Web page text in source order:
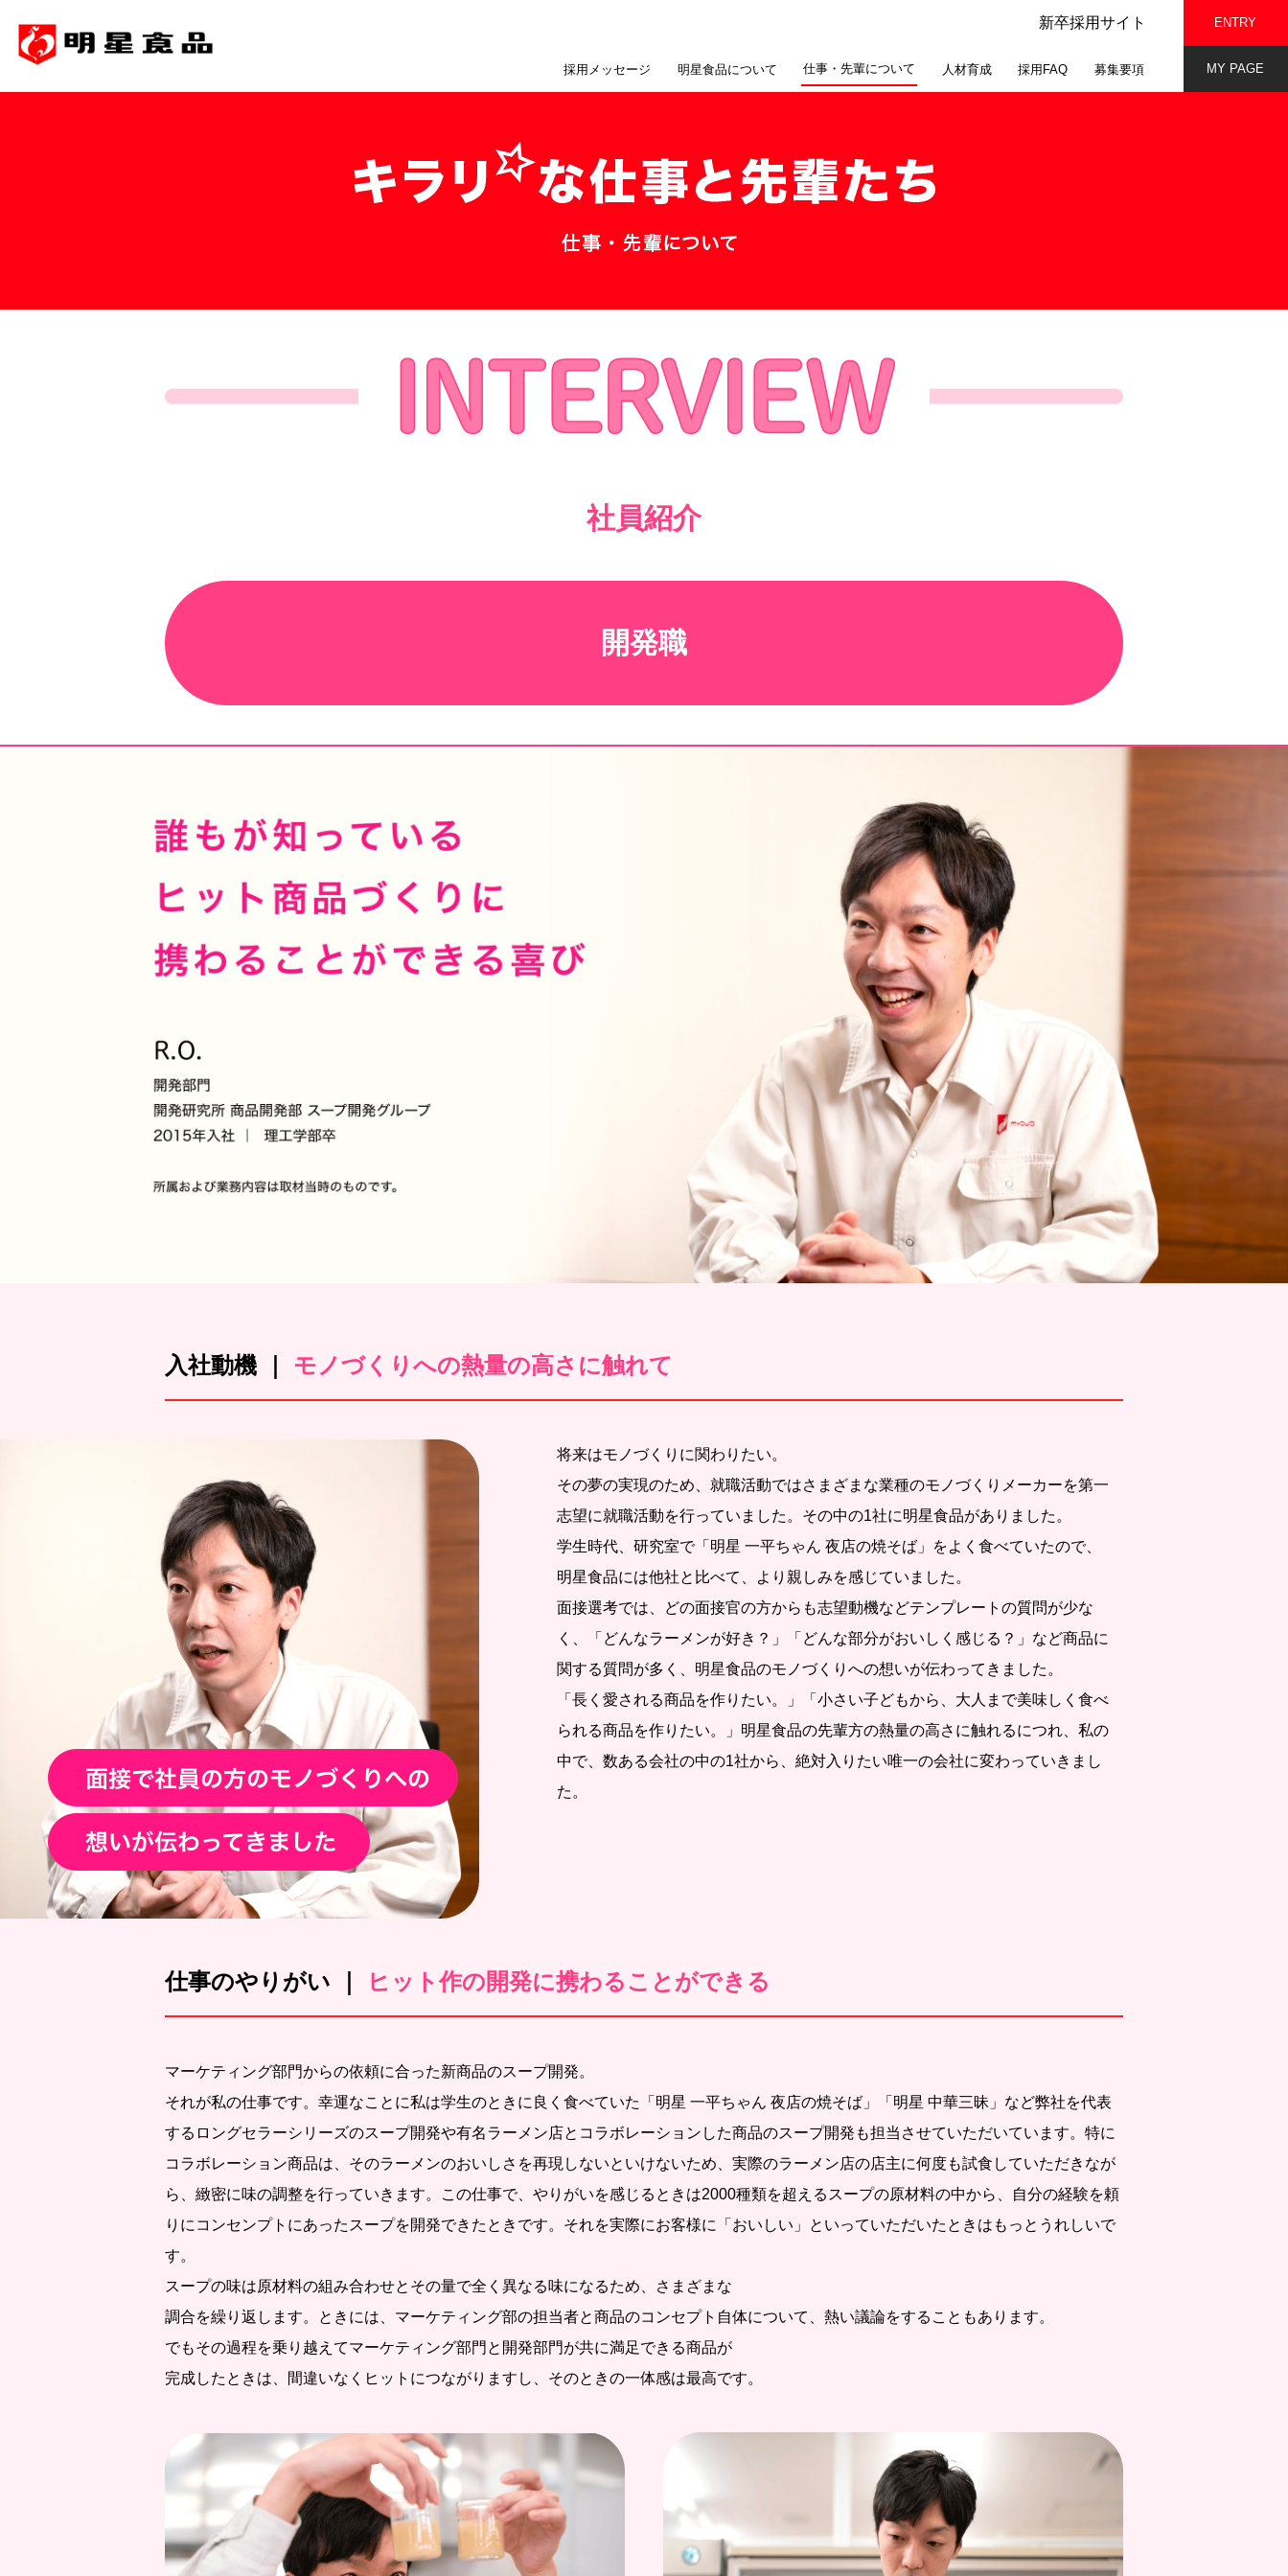
新卒採用サイト
採用メッセージ 明星食品について 仕事・先輩について 人材育成 採用FAQ 募集要項
ENTRY
MY PAGE
社員紹介
開発職
入社動機 ｜ モノづくりへの熱量の高さに触れて
将来はモノづくりに関わりたい。
その夢の実現のため、就職活動ではさまざまな業種のモノづくりメーカーを第一
志望に就職活動を行っていました。その中の1社に明星食品がありました。
学生時代、研究室で「明星 一平ちゃん 夜店の焼そば」をよく食べていたので、
明星食品には他社と比べて、より親しみを感じていました。
面接選考では、どの面接官の方からも志望動機などテンプレートの質問が少な
く、「どんなラーメンが好き？」「どんな部分がおいしく感じる？」など商品に
関する質問が多く、明星食品のモノづくりへの想いが伝わってきました。
「長く愛される商品を作りたい。」「小さい子どもから、大人まで美味しく食べ
られる商品を作りたい。」明星食品の先輩方の熱量の高さに触れるにつれ、私の
中で、数ある会社の中の1社から、絶対入りたい唯一の会社に変わっていきまし
た。
仕事のやりがい ｜ ヒット作の開発に携わることができる
マーケティング部門からの依頼に合った新商品のスープ開発。
それが私の仕事です。幸運なことに私は学生のときに良く食べていた「明星 一平ちゃん 夜店の焼そば」「明星 中華三昧」など弊社を代表
するロングセラーシリーズのスープ開発や有名ラーメン店とコラボレーションした商品のスープ開発も担当させていただいています。特に
コラボレーション商品は、そのラーメンのおいしさを再現しないといけないため、実際のラーメン店の店主に何度も試食していただきなが
ら、緻密に味の調整を行っていきます。この仕事で、やりがいを感じるときは2000種類を超えるスープの原材料の中から、自分の経験を頼
りにコンセンプトにあったスープを開発できたときです。それを実際にお客様に「おいしい」といっていただいたときはもっとうれしいで
す。
スープの味は原材料の組み合わせとその量で全く異なる味になるため、さまざまな
調合を繰り返します。ときには、マーケティング部の担当者と商品のコンセプト自体について、熱い議論をすることもあります。
でもその過程を乗り越えてマーケティング部門と開発部門が共に満足できる商品が
完成したときは、間違いなくヒットにつながりますし、そのときの一体感は最高です。